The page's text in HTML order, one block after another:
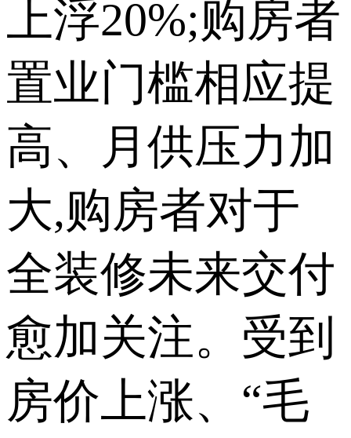
上浮20%;购房者
置业门槛相应提
高、月供压力加
大,购房者对于
全装修未来交付
愈加关注。受到
房价上涨、“毛